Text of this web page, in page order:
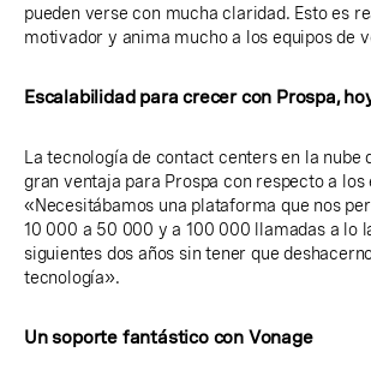
pueden verse con mucha claridad. Esto es
motivador y anima mucho a los equipos de
Escalabilidad para crecer con Prospa,
La tecnología de contact centers en la nube
gran ventaja para Prospa con respecto a los
«Necesitábamos una plataforma que nos
10 000 a 50 000 y a 100 000 llamadas a lo
siguientes dos años sin tener que
tecnología».
Un soporte fantástico con Vonage